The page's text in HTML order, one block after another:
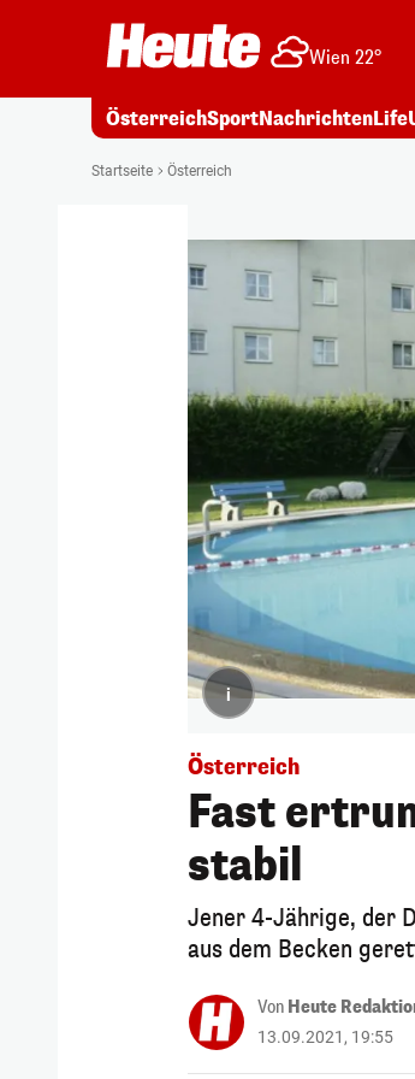
Wien 22°
ÖsterreichSportNachrichtenLife
Startseite Österreich
i
Österreich
Fast
stabil
Jener 4-Jährige, der
aus dem Becken
Von Heute
13.09.2021, 19:55